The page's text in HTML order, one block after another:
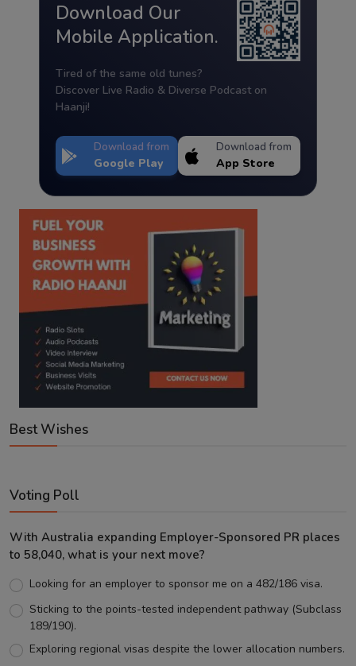
Download Our
Mobile Application.
Tired of the same old tunes?
Discover Live Radio & Diverse Podcast on
Haanji!
Download from
Google Play
Download from
App Store
Best Wishes
Voting Poll
With Australia expanding Employer-Sponsored PR places
to 58,040, what is your next move?
Looking for an employer to sponsor me on a 482/186 visa.
Sticking to the points-tested independent pathway (Subclass
189/190).
Exploring regional visas despite the lower allocation numbers.